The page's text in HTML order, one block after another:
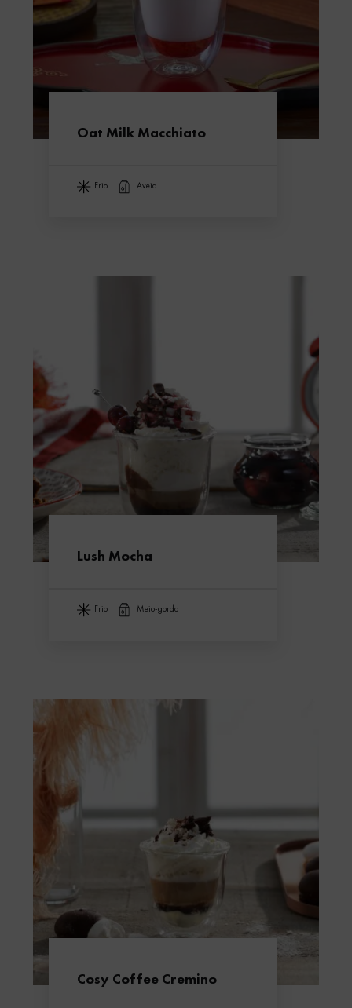
Oat Milk Macchiato
frio aveia
Lush Mocha
frio meio-gordo
Cosy Coffee Cremino